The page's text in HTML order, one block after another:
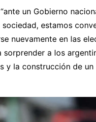
un Gobierno
estamos
nuevamente en las
sorprender a los
y la construcción de